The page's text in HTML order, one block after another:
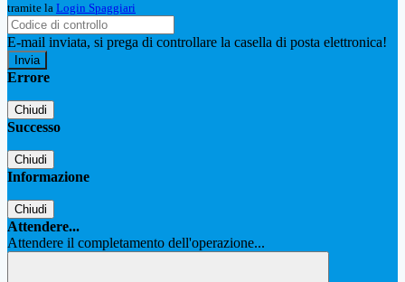
tramite la Login Spaggiari
E-mail inviata, si prega di controllare la casella di posta elettronica!
Errore
Chiudi
Successo
Chiudi
Informazione
Chiudi
Attendere...
Attendere il completamento dell'operazione...